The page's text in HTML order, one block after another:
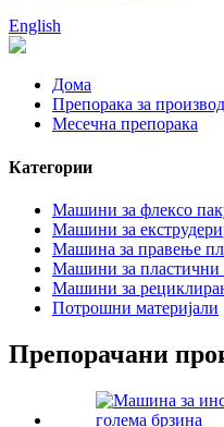
English
Дома
Препорака за производ
Месечна препорака
Категории
Машини за флексо
Машини за
Машина за правење
Машини за пластични
Машини за
Потрошни материјали
Препорачани